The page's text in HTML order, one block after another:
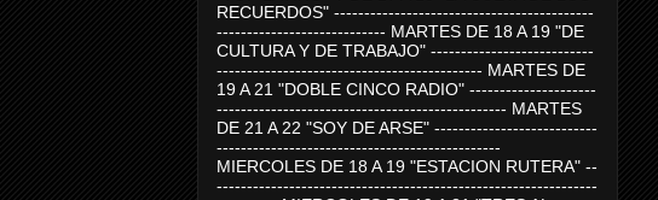
RECUERDOS" -------------------------------------------
---------------------------- MARTES DE 18 A 19 "DE
CULTURA Y DE TRABAJO" ---------------------------
-------------------------------------------- MARTES DE
19 A 21 "DOBLE CINCO RADIO" ---------------------
------------------------------------------------ MARTES
DE 21 A 22 "SOY DE ARSE" ---------------------------
-----------------------------------------------
MIERCOLES DE 18 A 19 "ESTACION RUTERA" --
---------------------------------------------------------------